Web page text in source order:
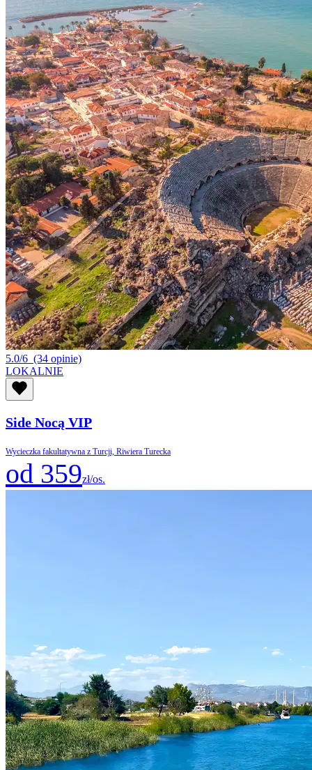
5.0/6 (34 opinie)
LOKALNIE
Side Nocą VIP
Wycieczka fakultatywna z Turcji, Riwiera Turecka
od 359zł/os.